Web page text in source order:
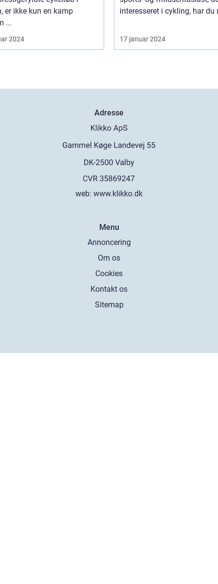
er ikke kun en kamp
...
2024
interesseret i cykling, har du
17 januar 2024
Adresse
web: www.klikko.dk
Menu
Annoncering
Om os
Cookies
Kontakt os
Sitemap